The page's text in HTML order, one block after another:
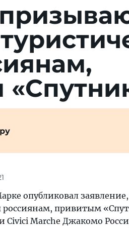
опубликовал
россиянам, привитым
Marche Джакомо Росси